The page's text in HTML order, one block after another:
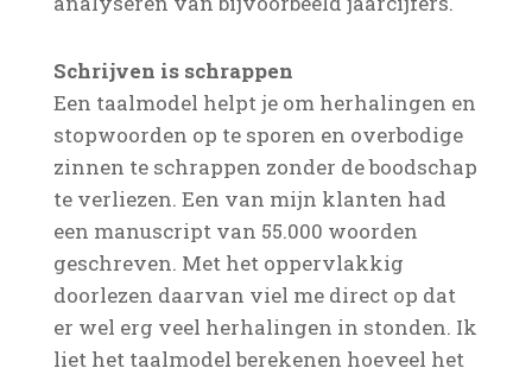
Schrijven is schrappen
Een taalmodel helpt je om herhalingen en
stopwoorden op te sporen en overbodige
zinnen te schrappen zonder de boodschap
te verliezen. Een van mijn klanten had
een manuscript van 55.000 woorden
geschreven. Met het oppervlakkig
doorlezen daarvan viel me direct op dat
er wel erg veel herhalingen in stonden. Ik
liet het taalmodel berekenen hoeveel het